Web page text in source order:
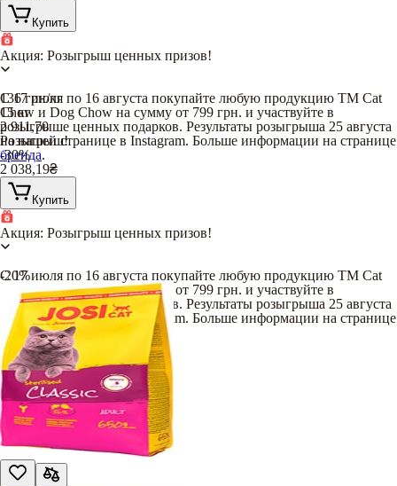
Купить
Акция: Розыгрыш ценных призов!
С 17 июля по 16 августа покупайте любую продукцию TM Cat
Chow и Dog Chow на сумму от 799 грн. и участвуйте в
розыгрыше ценных подарков. Результаты розыгрыша 25 августа
на нашей странице в Instagram. Больше информации на странице
бренда.
136грн/кг
15 кг
2 911,70
Розыгрыш!
-30%
2 038,19₴
Купить
Акция: Розыгрыш ценных призов!
С 17 июля по 16 августа покупайте любую продукцию TM Cat
Chow и Dog Chow на сумму от 799 грн. и участвуйте в
розыгрыше ценных подарков. Результаты розыгрыша 25 августа
на нашей странице в Instagram. Больше информации на странице
бренда.
-20%